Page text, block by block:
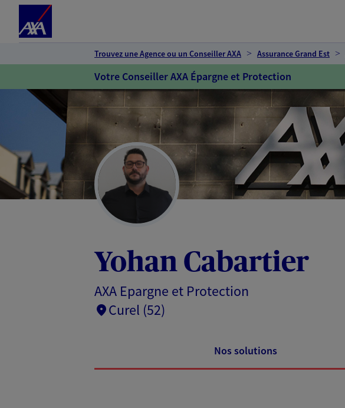
Trouvez une Agence ou un Conseiller AXA Assurance Grand Est
Votre Conseiller AXA Épargne et Protection
Yohan Cabartier
AXA Epargne et Protection
Curel (52)
Nos solutions